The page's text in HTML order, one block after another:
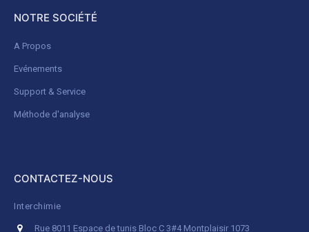
NOTRE SOCIÉTÉ
A Propos
Evénements
Support & Service
Méthode d'analyse
CONTACTEZ-NOUS
Interchimie
Rue 8011 Espace de tunis Bloc C 3#4 Montplaisir 1073